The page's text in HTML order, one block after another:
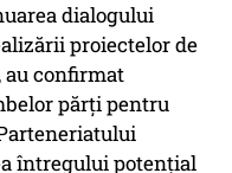
dialogului
proiectelor de
au confirmat
părți pentru
întregului potențial